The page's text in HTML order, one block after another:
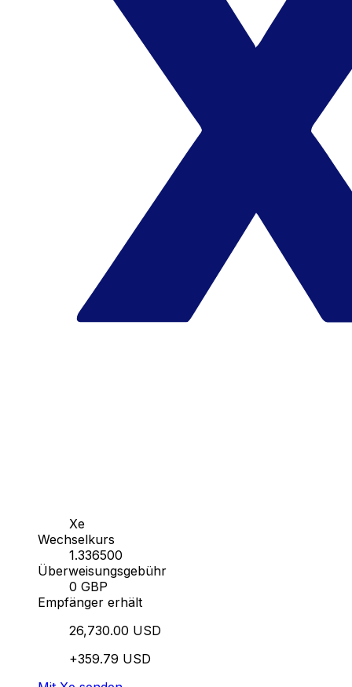
Xe
Wechselkurs
1.336500
Überweisungsgebühr
0 GBP
Empfänger erhält
26,730.00 USD
+359.79 USD